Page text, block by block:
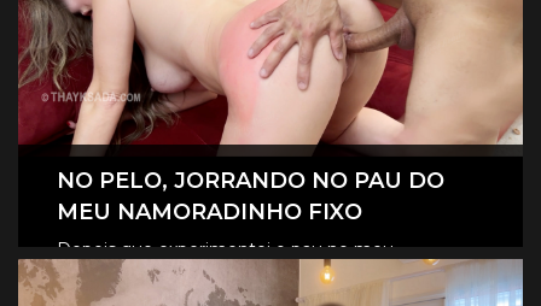
NO PELO, JORRANDO NO PAU DO
MEU NAMORADINHO FIXO
Depois que experimentei o pau no meu
namoradinho sem camisinha não tem mais jeito,
CONFIRA OS VÍDEOS VIP